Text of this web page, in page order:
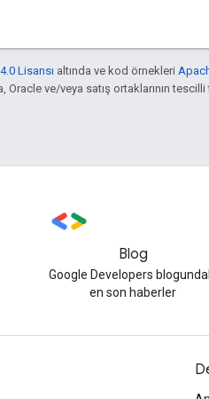
Lisansı altında ve kod örnekleri
Oracle ve/veya satış ortaklarının tescilli
Blog
Google Developers
en son haberler